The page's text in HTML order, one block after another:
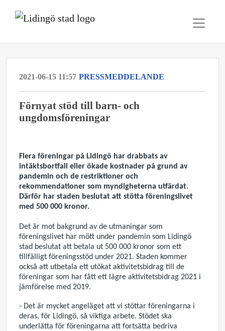
2021-06-15 11:57 PRESSMEDDELANDE
Förnyat stöd till barn- och
ungdomsföreningar
Flera föreningar på Lidingö har drabbats av
intäktsbortfall eller ökade kostnader på grund av
pandemin och de restriktioner och
rekommendationer som myndigheterna utfärdat.
Därför har staden beslutat att stötta föreningslivet
med 500 000 kronor.
Det är mot bakgrund av de utmaningar som
föreningslivet har mött under pandemin som Lidingö
stad beslutat att betala ut 500 000 kronor som ett
tillfälligt föreningsstöd under 2021. Staden kommer
också att utbetala ett utökat aktivitetsbidrag till de
föreningar som har fått ett lägre aktivitetsbidrag 2021 i
jämförelse med 2019.
- Det är mycket angeläget att vi stöttar föreningarna i
deras, för Lidingö, så viktiga arbete. Stödet ska
underlätta för föreningarna att fortsätta bedriva